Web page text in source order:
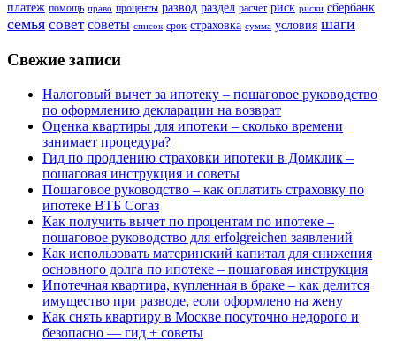
платеж помощь право проценты развод раздел расчет риск риски сбербанк
семья совет советы список срок страховка сумма условия шаги
Свежие записи
Налоговый вычет за ипотеку – пошаговое руководство
по оформлению декларации на возврат
Оценка квартиры для ипотеки – сколько времени
занимает процедура?
Гид по продлению страховки ипотеки в Домклик –
пошаговая инструкция и советы
Пошаговое руководство – как оплатить страховку по
ипотеке ВТБ Согаз
Как получить вычет по процентам по ипотеке –
пошаговое руководство для erfolgreichen заявлений
Как использовать материнский капитал для снижения
основного долга по ипотеке – пошаговая инструкция
Ипотечная квартира, купленная в браке – как делится
имущество при разводе, если оформлено на жену
Как снять квартиру в Москве посуточно недорого и
безопасно — гид + советы